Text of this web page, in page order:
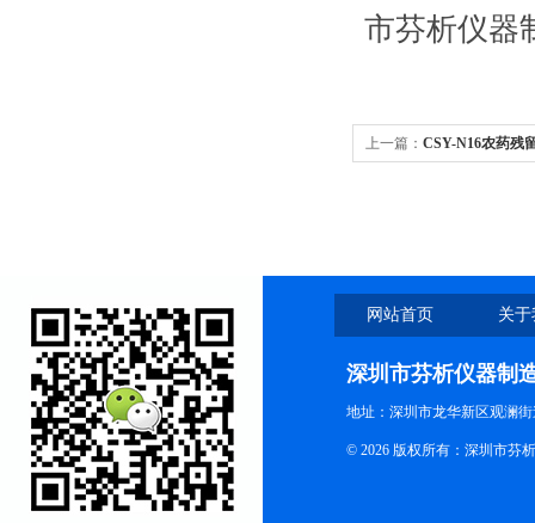
市芬析仪器
上一篇： CSY-N16农药残
网站首页 关
深圳市芬析仪器制
地址：深圳市龙华新区观澜
© 2026 版权所有：深圳市芬